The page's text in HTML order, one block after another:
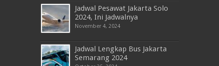
Jadwal Pesawat Jakarta Solo
2024, Ini Jadwalnya
November 4, 2024
Jadwal Lengkap Bus Jakarta
Semarang 2024